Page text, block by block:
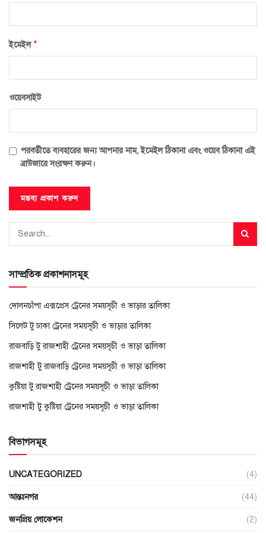
ইমেইল*
ওয়েবসাইট
পরবর্তীতে ব্যবহারের জন্য আপনার নাম, ইমেইল ঠিকানা এবং ওয়েব ঠিকানা এই
ব্রাউজারে সংরক্ষণ করুন।
সাম্প্রতিক প্রকাশনাসমূহ
দোলনচাঁপা এক্সপ্রেস ট্রেনের সময়সূচী ও ভাড়ার তালিকা
সিলেট টু ঢাকা ট্রেনের সময়সূচী ও ভাড়ার তালিকা
রাজবাড়ি টু রাজশাহী ট্রেনের সময়সূচী ও ভাড়া তালিকা
রাজশাহী টু রাজবাড়ি ট্রেনের সময়সূচী ও ভাড়া তালিকা
কুষ্টিয়া টু রাজশাহী ট্রেনের সময়সূচী ও ভাড়া তালিকা
রাজশাহী টু কুষ্টিয়া ট্রেনের সময়সূচী ও ভাড়া তালিকা
বিভাগসমূহ
UNCATEGORIZED (4)
আন্তঃনগর (44)
জনপ্রিয় লোকেশন (2)